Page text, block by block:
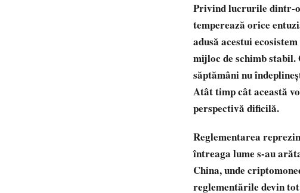
Privind lucrurile dintr-o
temperează orice
adusă acestui
mijloc de schimb stabil.
săptămâni nu
Atât timp cât această
perspectivă dificilă.
Reglementarea
întreaga lume s-au
China, unde
reglementările devin